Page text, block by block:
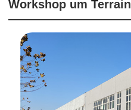
Workshop um Terrain